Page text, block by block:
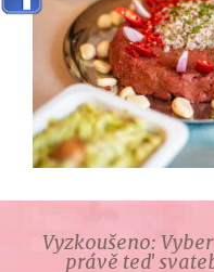
Vyzkoušeno:
právě teď